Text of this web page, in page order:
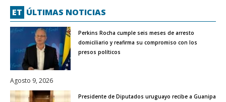
ET ÚLTIMAS NOTICIAS
Perkins Rocha cumple seis meses de arresto
domiciliario y reafirma su compromiso con los
presos políticos
Agosto 9, 2026
Presidente de Diputados uruguayo recibe a Guanipa